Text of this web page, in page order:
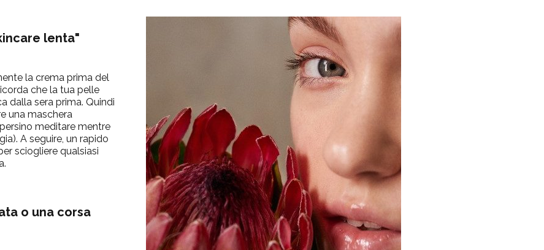
lenta"
la crema prima del
che la tua pelle
dalla sera prima. Quindi
una maschera
meditare mentre
A seguire, un rapido
sciogliere qualsiasi
o una corsa